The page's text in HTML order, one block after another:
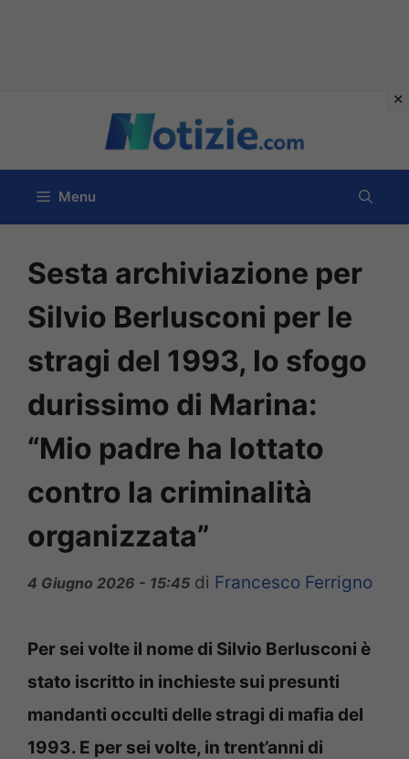
contenuto
Menu
Sesta archiviazione per
Silvio Berlusconi per le
stragi del 1993, lo sfogo
durissimo di Marina:
“Mio padre ha lottato
contro la criminalità
organizzata”
4 Giugno 2026 - 15:45 di Francesco Ferrigno
Per sei volte il nome di Silvio Berlusconi è
stato iscritto in inchieste sui presunti
mandanti occulti delle stragi di mafia del
1993. E per sei volte, in trent’anni di